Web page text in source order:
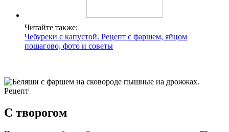
Читайте также:
Чебуреки с капустой. Рецепт с фаршем, яйцом
пошагово, фото и советы
С творогом